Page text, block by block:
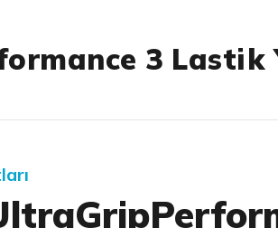
3 Lastik